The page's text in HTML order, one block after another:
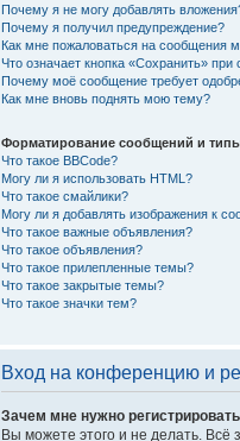
Почему я не могу добавлять
Почему я получил предупреждение?
Как мне пожаловаться на сообщения
Что означает кнопка «Сохранить»
Почему моё сообщение требует
Как мне вновь поднять мою тему?
Форматирование сообщений и
Что такое BBCode?
Могу ли я использовать HTML?
Что такое смайлики?
Могу ли я добавлять изображения к
Что такое важные объявления?
Что такое объявления?
Что такое прилепленные темы?
Что такое закрытые темы?
Что такое значки тем?
Вход на конференцию и
Зачем мне нужно
Вы можете этого и не делать. Всё